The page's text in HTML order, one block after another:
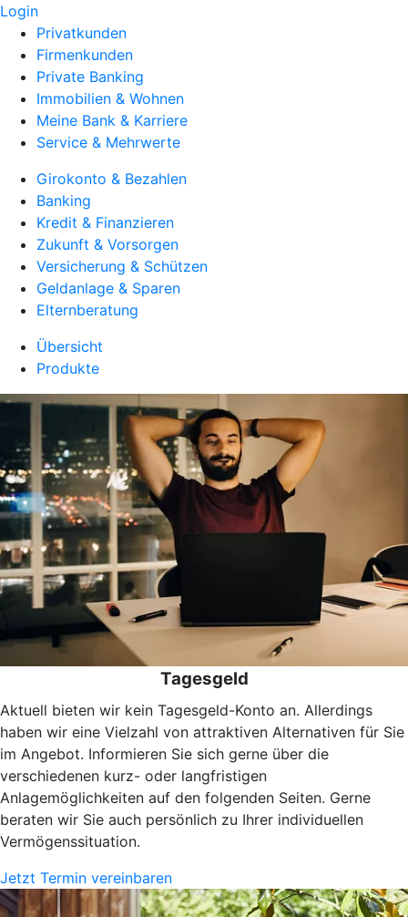
Login
Privatkunden
Firmenkunden
Private Banking
Immobilien & Wohnen
Meine Bank & Karriere
Service & Mehrwerte
Girokonto & Bezahlen
Banking
Kredit & Finanzieren
Zukunft & Vorsorgen
Versicherung & Schützen
Geldanlage & Sparen
Elternberatung
Übersicht
Produkte
Tagesgeld
Aktuell bieten wir kein Tagesgeld-Konto an. Allerdings
haben wir eine Vielzahl von attraktiven Alternativen für Sie
im Angebot. Informieren Sie sich gerne über die
verschiedenen kurz- oder langfristigen
Anlagemöglichkeiten auf den folgenden Seiten. Gerne
beraten wir Sie auch persönlich zu Ihrer individuellen
Vermögenssituation.
Jetzt Termin vereinbaren